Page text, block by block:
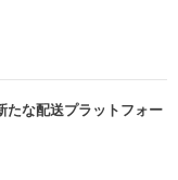
な配送プラットフォー